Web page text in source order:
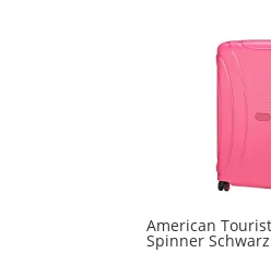
American
Spinner